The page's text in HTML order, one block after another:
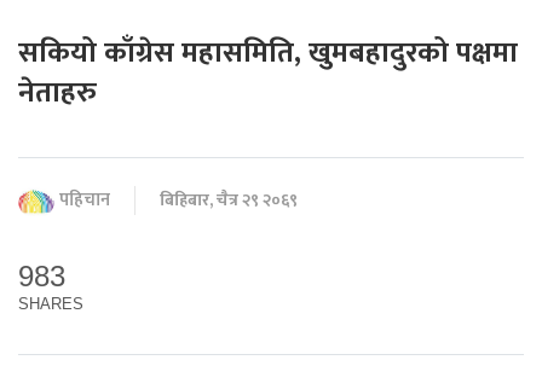
सकियो काँग्रेस महासमिति, खुमबहादुरको पक्षमा
नेताहरु
पहिचान बिहिबार, चैत्र २९ २०६९
983
SHARES